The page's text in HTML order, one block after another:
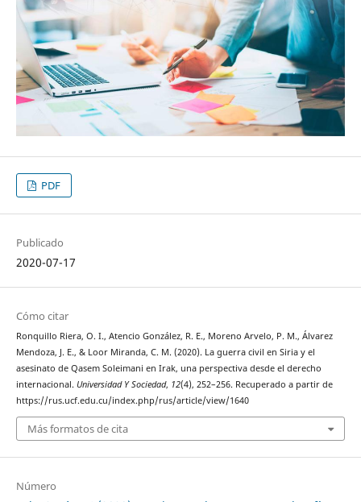
PDF
Publicado
2020-07-17
Cómo citar
Ronquillo Riera, O. I., Atencio González, R. E., Moreno Arvelo, P. M., Álvarez
Mendoza, J. E., & Loor Miranda, C. M. (2020). La guerra civil en Siria y el
asesinato de Qasem Soleimani en Irak, una perspectiva desde el derecho
internacional. Universidad Y Sociedad, 12(4), 252–256. Recuperado a partir de
https://rus.ucf.edu.cu/index.php/rus/article/view/1640
Más formatos de cita
Número